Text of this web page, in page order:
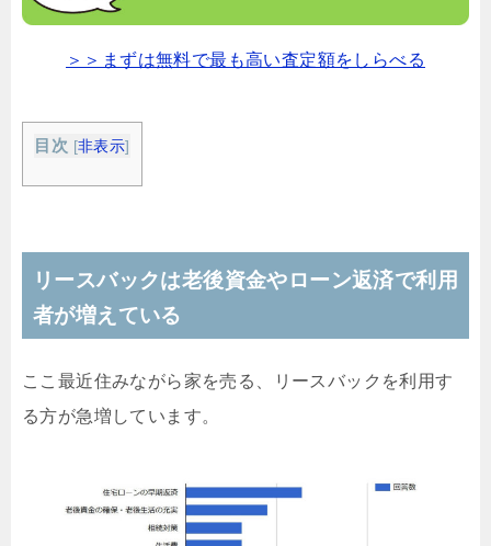
＞＞まずは無料で最も高い査定額をしらべる
目次 [非表示]
リースバックは老後資金やローン返済で利用
者が増えている
ここ最近住みながら家を売る、リースバックを利用す
る方が急増しています。